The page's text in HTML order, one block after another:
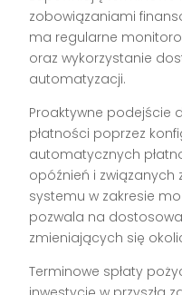
zobowiązaniami
ma regularne
oraz wykorzystanie
automatyzacji.
Proaktywne podejście
płatności poprzez
automatycznych
opóźnień i związanych
systemu w zakresie
pozwala na
zmieniających się
Terminowe spłaty